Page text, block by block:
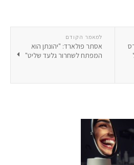
למאמר הקודם
אסתר פולארד: "יהונתן הוא
המפתח לשחרור גלעד שליט"